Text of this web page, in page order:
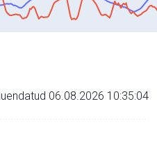
06.08.2026 10:35:04